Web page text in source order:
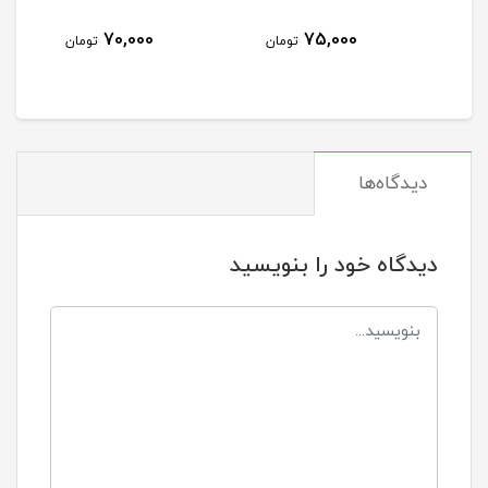
75,000 تومان 70,000 تومان
دیدگاه‌ها
دیدگاه خود را بنویسید